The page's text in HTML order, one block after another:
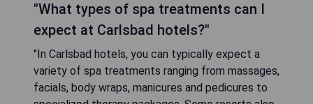
"What types of spa treatments can I
expect at Carlsbad hotels?"
"In Carlsbad hotels, you can typically expect a
variety of spa treatments ranging from massages,
facials, body wraps, manicures and pedicures to